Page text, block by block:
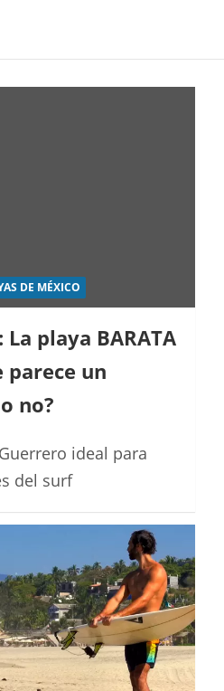
DE MÉXICO
playa BARATA
parece un
no?
ideal para
del surf